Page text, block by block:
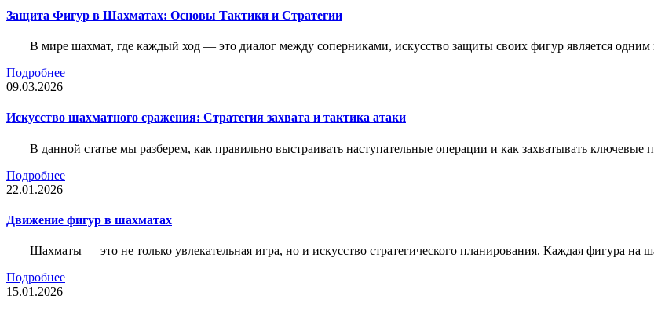
Защита Фигур в Шахматах: Основы Тактики и Стратегии
В мире шахмат, где каждый ход — это диалог между соперниками, искусство защиты своих фигур является
Подробнее
09.03.2026
Искусство шахматного сражения: Стратегия захвата и тактика атаки
В данной статье мы разберем, как правильно выстраивать наступательные операции и как захватывать ключевые
Подробнее
22.01.2026
Движение фигур в шахматах
Шахматы — это не только увлекательная игра, но и искусство стратегического планирования. Каждая фигура
Подробнее
15.01.2026